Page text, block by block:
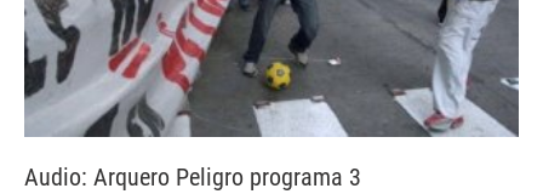
Audio: Arquero Peligro programa 3